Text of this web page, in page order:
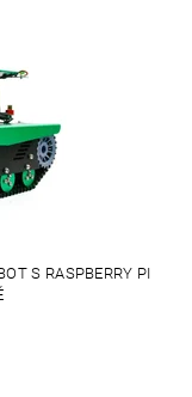
S RASPBERRY PI